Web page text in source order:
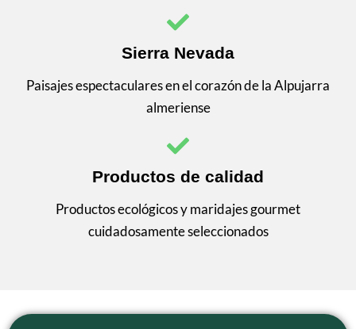
Sierra Nevada
Paisajes espectaculares en el corazón de la Alpujarra
almeriense
Productos de calidad
Productos ecológicos y maridajes gourmet
cuidadosamente seleccionados